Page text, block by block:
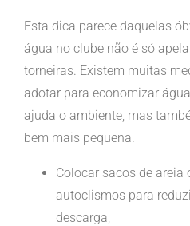
Esta dica parece daquelas
água no clube não é só
torneiras. Existem muitas
adotar para economizar
ajuda o ambiente, mas
bem mais pequena.
Colocar sacos de areia
autoclismos para
descarga;